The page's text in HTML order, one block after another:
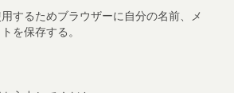
するためブラウザーに自分の名前、メ
を保存する。